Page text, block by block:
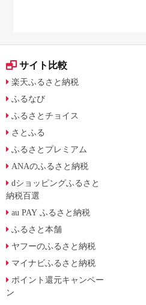
サイト比較
楽天ふるさと納税
ふるなび
ふるさとチョイス
さとふる
ふるさとプレミアム
ANAのふるさと納税
dショッピングふるさと
納税百選
au PAY ふるさと納税
ふるさと本舗
ヤフーのふるさと納税
マイナビふるさと納税
ポイント還元キャンペー
ン